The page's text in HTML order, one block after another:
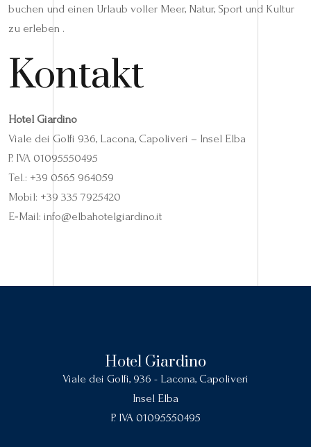
buchen und einen Urlaub voller Meer, Natur, Sport und Kultur
zu erleben .
Kontakt
Hotel Giardino
Viale dei Golfi 936, Lacona, Capoliveri – Insel Elba
P. IVA 01095550495
Tel.: +39 0565 964059
Mobil: +39 335 7925420
E‑Mail: info@elbahotelgiardino.it
Hotel Giardino
Viale dei Golfi, 936 - Lacona, Capoliveri
Insel Elba
P. IVA 01095550495